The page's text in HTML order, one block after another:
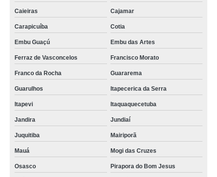
Caieiras Cajamar
Carapicuíba Cotia
Embu Guaçú Embu das Artes
Ferraz de Vasconcelos Francisco Morato
Franco da Rocha Guararema
Guarulhos Itapecerica da Serra
Itapevi Itaquaquecetuba
Jandira Jundiaí
Juquitiba Mairiporã
Mauá Mogi das Cruzes
Osasco Pirapora do Bom Jesus